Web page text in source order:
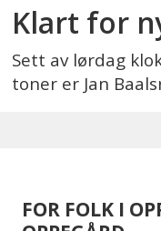
Klart for
Sett av lørdag
toner er Jan
FOR FOLK I